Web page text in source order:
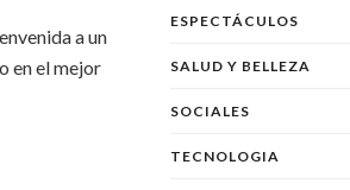
a un
en el mejor
ESPECTÁCULOS
SALUD Y BELLEZA
SOCIALES
TECNOLOGIA